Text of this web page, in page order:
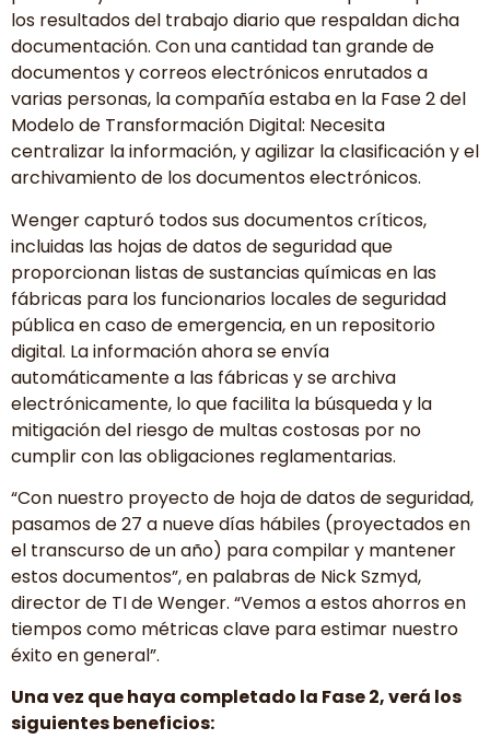
los resultados del trabajo diario que respaldan dicha
documentación. Con una cantidad tan grande de
documentos y correos electrónicos enrutados a
varias personas, la compañía estaba en la Fase 2 del
Modelo de Transformación Digital: Necesita
centralizar la información, y agilizar la clasificación y el
archivamiento de los documentos electrónicos.
Wenger capturó todos sus documentos críticos,
incluidas las hojas de datos de seguridad que
proporcionan listas de sustancias químicas en las
fábricas para los funcionarios locales de seguridad
pública en caso de emergencia, en un repositorio
digital. La información ahora se envía
automáticamente a las fábricas y se archiva
electrónicamente, lo que facilita la búsqueda y la
mitigación del riesgo de multas costosas por no
cumplir con las obligaciones reglamentarias.
“Con nuestro proyecto de hoja de datos de seguridad,
pasamos de 27 a nueve días hábiles (proyectados en
el transcurso de un año) para compilar y mantener
estos documentos”, en palabras de Nick Szmyd,
director de TI de Wenger. “Vemos a estos ahorros en
tiempos como métricas clave para estimar nuestro
éxito en general”.
Una vez que haya completado la Fase 2, verá los
siguientes beneficios: